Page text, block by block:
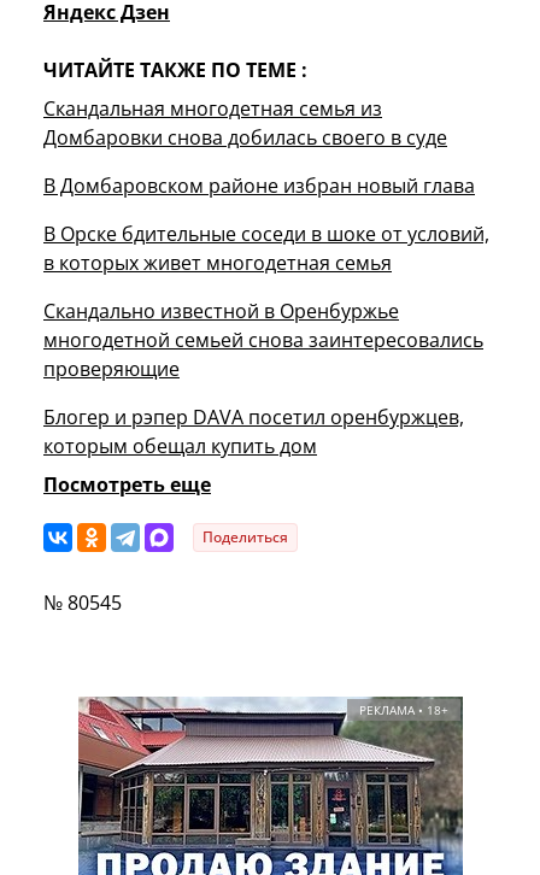
Яндекс Дзен
ЧИТАЙТЕ ТАКЖЕ ПО ТЕМЕ :
Скандальная многодетная семья из
Домбаровки снова добилась своего в суде
В Домбаровском районе избран новый глава
В Орске бдительные соседи в шоке от условий,
в которых живет многодетная семья
Скандально известной в Оренбуржье
многодетной семьей снова заинтересовались
проверяющие
Блогер и рэпер DAVA посетил оренбуржцев,
которым обещал купить дом
Посмотреть еще
Поделиться
№ 80545
РЕКЛАМА • 18+